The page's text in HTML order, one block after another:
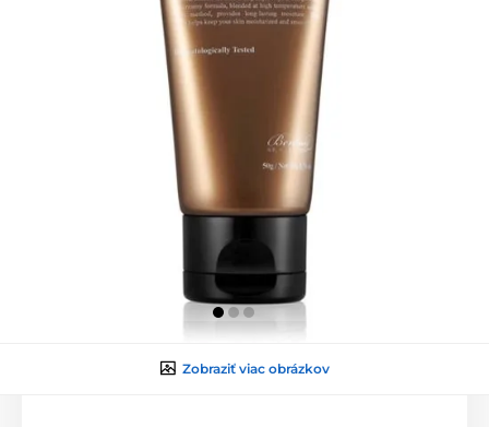
Zobraziť viac obrázkov